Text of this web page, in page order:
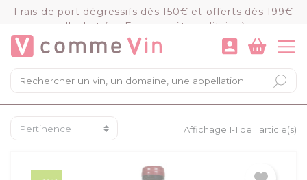
Frais de port dégressifs dès 150€ et offerts dès 199€
d'achat (en France métropolitaine)
×
Mon panier
Chargement du panier...
VOIR LE PANIER COMMANDER
Affichage 1-1 de 1 article(s)
Panneau de gestion des cookies